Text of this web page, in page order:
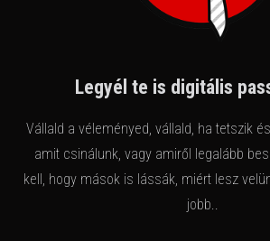
Legyél te is digitális
Vállald a véleményed, vállald, ha tetszik
amit csinálunk, vagy amiről legalább
kell, hogy mások is lássák, miért lesz
jobb..